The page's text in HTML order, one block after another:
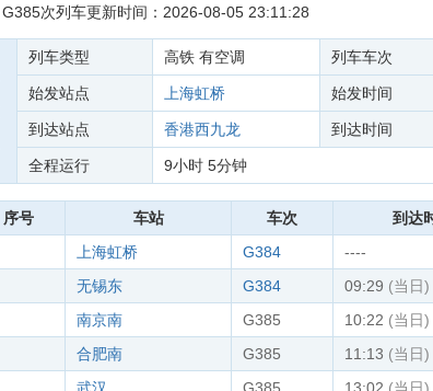
G385次列车更新时间：2026-08-05 23:11:28
列车类型 高铁 有空调 列车车次
始发站点 上海虹桥 始发时间
到达站点 香港西九龙 到达时间
全程运行 9小时 5分钟
序号 车站 车次 到达
上海虹桥 G384 ----
无锡东 G384 09:29 (当日)
南京南 G385 10:22 (当日)
合肥南 G385 11:13 (当日)